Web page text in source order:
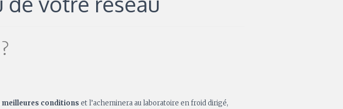
meilleures conditions et l’acheminera au laboratoire en froid dirigé,